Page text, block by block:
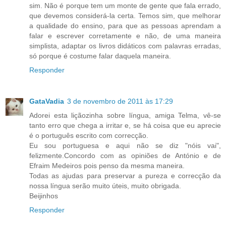
sim. Não é porque tem um monte de gente que fala errado,
que devemos considerá-la certa. Temos sim, que melhorar
a qualidade do ensino, para que as pessoas aprendam a
falar e escrever corretamente e não, de uma maneira
simplista, adaptar os livros didáticos com palavras erradas,
só porque é costume falar daquela maneira.
Responder
GataVadia 3 de novembro de 2011 às 17:29
Adorei esta liçãozinha sobre língua, amiga Telma, vê-se
tanto erro que chega a irritar e, se há coisa que eu aprecie
é o português escrito com correcção.
Eu sou portuguesa e aqui não se diz "nóis vai",
felizmente.Concordo com as opiniões de António e de
Efraim Medeiros pois penso da mesma maneira.
Todas as ajudas para preservar a pureza e correcção da
nossa língua serão muito úteis, muito obrigada.
Beijinhos
Responder